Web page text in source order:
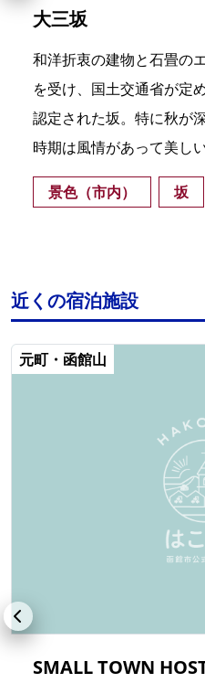
大三坂
和洋折衷の建物と石畳の
を受け、国土交通省が定
認定された坂。特に秋が
時期は風情があって美しい
景色（市内） 坂
近くの宿泊施設
元町・函館山
SMALL TOWN